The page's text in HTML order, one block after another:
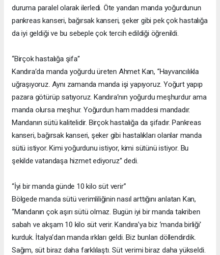
duruma paralel olarak ilerledi. Öte yandan manda yoğurdunun
pankreas kanseri, bağırsak kanseri, şeker gibi pek çok hastalığa
da iyi geldiği ve bu sebeple çok tercih edildiği öğrenildi.
“Birçok hastalığa şifa”
Kandıra’da manda yoğurdu üreten Ahmet Kan, “Hayvancılıkla
uğraşıyoruz. Aynı zamanda manda işi yapıyoruz. Yoğurt yapıp
pazara götürüp satıyoruz. Kandıra’nın yoğurdu meşhurdur ama
manda olursa meşhur. Yoğurdun ham maddesi mandadır.
Mandanın sütü kalitelidir. Birçok hastalığa da şifadır. Pankreas
kanseri, bağırsak kanseri, şeker gibi hastalıkları olanlar manda
sütü istiyor. Kimi yoğurdunu istiyor, kimi sütünü istiyor. Bu
şekilde vatandaşa hizmet ediyoruz” dedi.
“İyi bir manda günde 10 kilo süt verir”
Bölgede manda sütü verimliliğinin nasıl arttığını anlatan Kan,
“Mandanın çok aşırı sütü olmaz. Bugün iyi bir manda takriben
sabah ve akşam 10 kilo süt verir. Kandıra’ya biz ‘manda birliği’
kurduk. İtalya’dan manda ırkları geldi. Biz bunları döllendirdik.
Sağım, süt biraz daha farklılaştı. Süt verimi biraz daha yükseldi.